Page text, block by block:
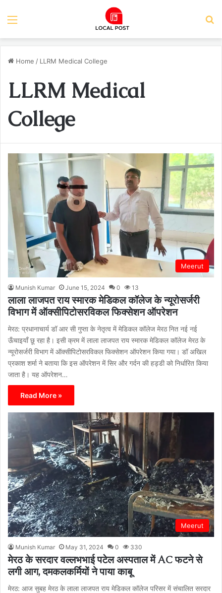
Home / LLRM Medical College
LLRM Medical
College
Meerut
Munish Kumar June 15, 2024 0 13
लाला लाजपत राय स्मारक मेडिकल कॉलेज के न्यूरोसर्जरी
विभाग में ऑक्सीपिटोसरविकल फिक्सेशन ऑपरेशन
मेरठ: प्रधानाचार्य डॉ आर सी गुप्ता के नेतृत्व में मेडिकल कॉलेज मेरठ नित नई नई
ऊँचाइयाँ छू रहा है। इसी क्रम में लाला लाजपत राय स्मारक मेडिकल कॉलेज मेरठ के
न्यूरोसर्जरी विभाग में ऑक्सीपिटोसरविकल फिक्सेशन ऑपरेशन किया गया। डॉ अखिल
प्रकाश शर्मा ने बताया कि इस ऑपरेशन में सिर और गर्दन की हड्डी को निर्धारित किया
जाता है। यह ऑपरेशन…
Read More »
Meerut
Munish Kumar May 31, 2024 0 330
मेरठ के सरदार वल्लभभाई पटेल अस्पताल में AC फटने से
लगी आग, दमकलकर्मियों ने पाया काबू
मेरठ: आज सुबह मेरठ के लाला लाजपत राय मेडिकल कॉलेज परिसर में संचालित सरदार